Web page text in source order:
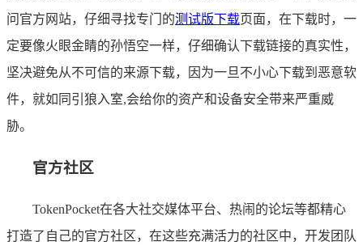
问官方网站，仔细寻找专门的测试版下载页面，在下载时，一
定要像火眼金睛的孙悟空一样，仔细确认下载链接的真实性，
坚决避免从不可信的来源下载，因为一旦不小心下载到恶意软
件，就如同引狼入室,会给你的资产和设备安全带来严重威
胁。
官方社区
TokenPocket在各大社交媒体平台、热闹的论坛等都精心
打造了自己的官方社区，在这些充满活力的社区中，开发团队